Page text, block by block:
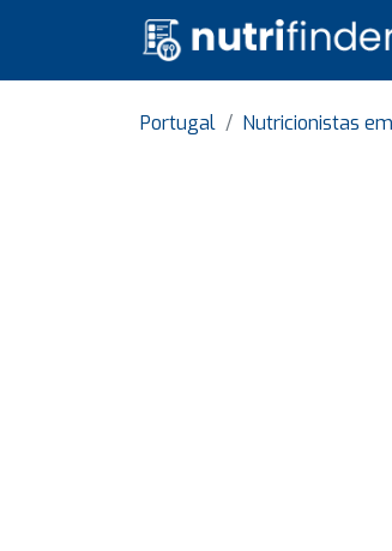
Portugal Nutricionistas